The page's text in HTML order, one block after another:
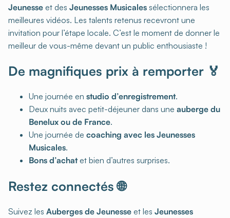
Jeunesse et des Jeunesses Musicales sélectionnera les
meilleures vidéos. Les talents retenus recevront une
invitation pour l’étape locale. C’est le moment de donner le
meilleur de vous-même devant un public enthousiaste !
De magnifiques prix à remporter 🏅
Une journée en studio d’enregistrement.
Deux nuits avec petit-déjeuner dans une auberge du
Benelux ou de France.
Une journée de coaching avec les Jeunesses
Musicales.
Bons d’achatet bien d’autres surprises.
Restez connectés 🌐
Suivez les Auberges de Jeunesse et les Jeunesses